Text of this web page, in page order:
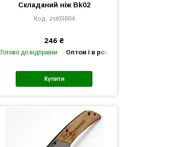
Складаний ніж Bk02
zst03604
246 ₴
Готово до відправки Оптом і в роздріб
Купити